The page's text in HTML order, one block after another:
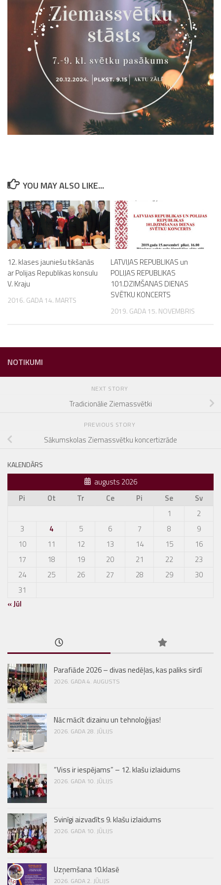
YOU MAY ALSO LIKE...
12. klases jauniešu tikšanās
ar Polijas Republikas konsulu
V. Kraju
2016. GADA 14. MARTS
LATVIJAS REPUBLIKAS un
POLIJAS REPUBLIKAS
101.DZIMŠANAS DIENAS
SVĒTKU KONCERTS
2019. GADA 15. NOVEMBRIS
NOTIKUMI
NEXT STORY
Tradicionālie Ziemassvētki
PREVIOUS STORY
Sākumskolas Ziemassvētku koncertizrāde
KALENDĀRS
augusts 2026
Pi
Ot Tr Ce Pi Se
Sv
1
2
3
4 5 6 7 8
9
10
11 12 13 14 15
16
17
18 19 20 21 22
23
24
25 26 27 28 29
30
31
« Jūl
Parafiāde 2026 – divas nedēļas, kas paliks sirdī
2026. GADA 4. AUGUSTS
Nāc mācīt dizainu un tehnoloģijas!
2026. GADA 28. JŪLIJS
“Viss ir iespējams” – 12. klašu izlaidums
2026. GADA 10. JŪLIJS
Svinīgi aizvadīts 9. klašu izlaidums
2026. GADA 10. JŪLIJS
Uzņemšana 10.klasē
2026. GADA 2. JŪLIJS